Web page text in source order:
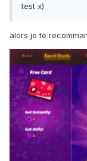
test x)
alors je te